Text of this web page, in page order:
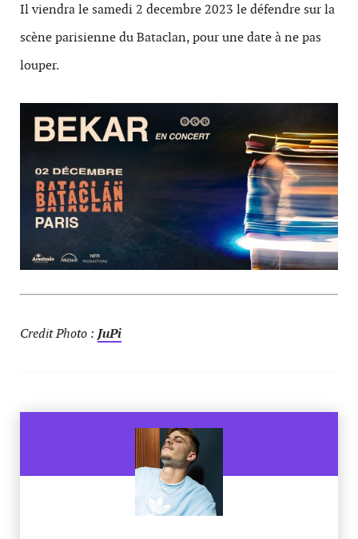
Il viendra le samedi 2 decembre 2023 le défendre sur la
scène parisienne du Bataclan, pour une date à ne pas
louper.
Credit Photo : JuPi